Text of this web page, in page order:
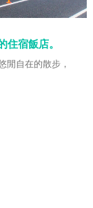
住宿飯店。
閒自在的散步，